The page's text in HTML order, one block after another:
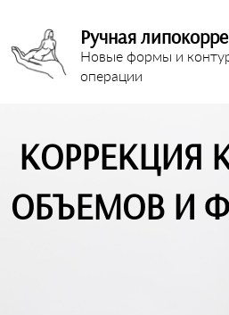
Ручная
Новые формы и
операции
КОРРЕКЦИЯ
ОБЪЕМОВ И